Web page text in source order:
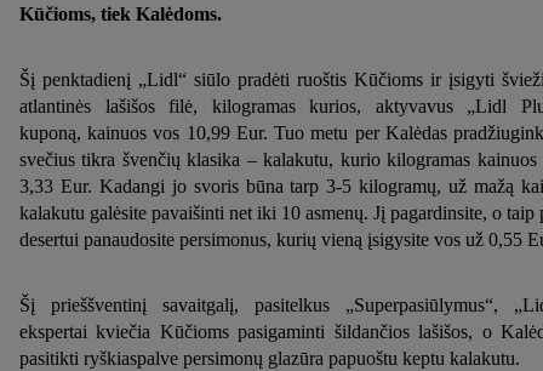
Kūčioms, tiek Kalėdoms.
Šį penktadienį „Lidl“ siūlo pradėti ruoštis Kūčioms ir įsigyti
atlantinės lašišos filė, kilogramas kurios, aktyvavus „Lidl
kuponą, kainuos vos 10,99 Eur. Tuo metu per Kalėdas
svečius tikra švenčių klasika – kalakutu, kurio kilogramas kainuos
3,33 Eur. Kadangi jo svoris būna tarp 3-5 kilogramų, už mažą
kalakutu galėsite pavaišinti net iki 10 asmenų. Jį pagardinsite, o taip
desertui panaudosite persimonus, kurių vieną įsigysite vos už 0,55
Šį prieššventinį savaitgalį, pasitelkus „Superpasiūlymus“,
ekspertai kviečia Kūčioms pasigaminti šildančios lašišos, o
pasitikti ryškiaspalve persimonų glazūra papuoštu keptu kalakutu.